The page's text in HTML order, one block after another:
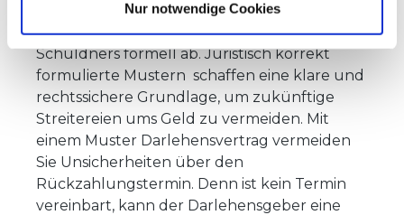
Nur notwendige Cookies
Darlehensvertragsichert sowohl die
Interessen des Gläubigers als auch die des
Schuldners formell ab. Juristisch korrekt
formulierte Mustern schaffen eine klare und
rechtssichere Grundlage, um zukünftige
Streitereien ums Geld zu vermeiden. Mit
einem Muster Darlehensvertrag vermeiden
Sie Unsicherheiten über den
Rückzahlungstermin. Denn ist kein Termin
vereinbart, kann der Darlehensgeber eine